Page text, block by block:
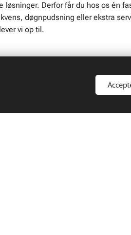
Derfor får du hos os én
døgnpudsning eller ekstra
vi op til.